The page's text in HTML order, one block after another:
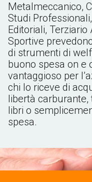
Metalmeccanico,
Studi
Editoriali,
Sportive
di strumenti di
buono spesa on e
vantaggioso per
chi lo riceve di
libertà carburante,
libri o
spesa.